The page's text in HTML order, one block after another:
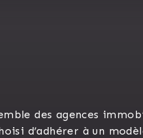
des agences
d’adhérer à un